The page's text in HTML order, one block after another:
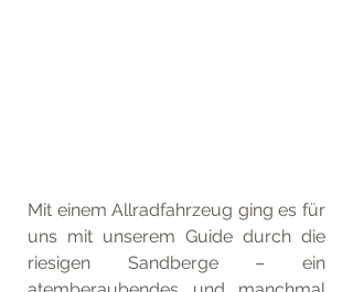
Mit einem Allradfahrzeug ging es für
uns mit unserem Guide durch die
riesigen Sandberge – ein